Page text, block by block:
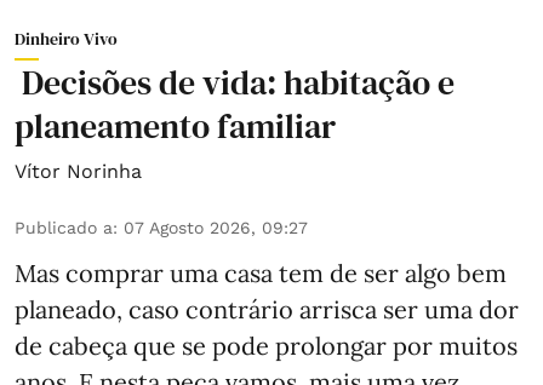
Dinheiro Vivo
Decisões de vida: habitação e
planeamento familiar
Vítor Norinha
Publicado a: 07 Agosto 2026, 09:27
Mas comprar uma casa tem de ser algo bem
planeado, caso contrário arrisca ser uma dor
de cabeça que se pode prolongar por muitos